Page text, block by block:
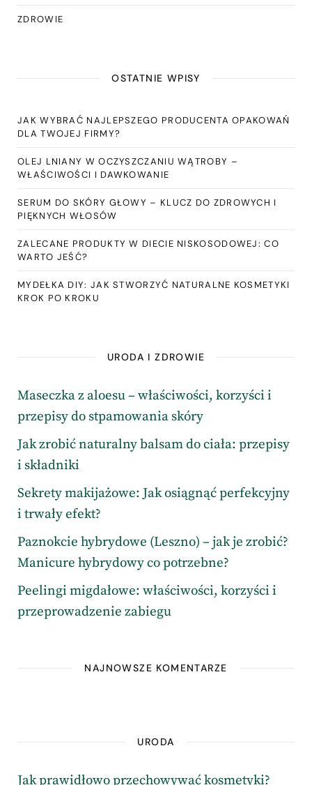
ZDROWIE
OSTATNIE WPISY
JAK WYBRAĆ NAJLEPSZEGO PRODUCENTA OPAKOWAŃ
DLA TWOJEJ FIRMY?
OLEJ LNIANY W OCZYSZCZANIU WĄTROBY –
WŁAŚCIWOŚCI I DAWKOWANIE
SERUM DO SKÓRY GŁOWY – KLUCZ DO ZDROWYCH I
PIĘKNYCH WŁOSÓW
ZALECANE PRODUKTY W DIECIE NISKOSODOWEJ: CO
WARTO JEŚĆ?
MYDEŁKA DIY: JAK STWORZYĆ NATURALNE KOSMETYKI
KROK PO KROKU
URODA I ZDROWIE
Maseczka z aloesu – właściwości, korzyści i
przepisy do stpamowania skóry
Jak zrobić naturalny balsam do ciała: przepisy
i składniki
Sekrety makijażowe: Jak osiągnąć perfekcyjny
i trwały efekt?
Paznokcie hybrydowe (Leszno) – jak je zrobić?
Manicure hybrydowy co potrzebne?
Peelingi migdałowe: właściwości, korzyści i
przeprowadzenie zabiegu
NAJNOWSZE KOMENTARZE
URODA
Jak prawidłowo przechowywać kosmetyki?